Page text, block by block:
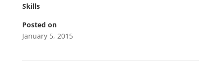
Skills
Posted on
January 5, 2015